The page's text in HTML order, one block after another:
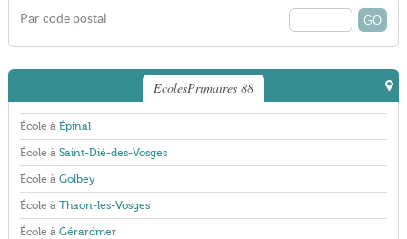
Par code postal
EcolesPrimaires 88
École à Épinal
École à Saint-Dié-des-Vosges
École à Golbey
École à Thaon-les-Vosges
École à Gérardmer